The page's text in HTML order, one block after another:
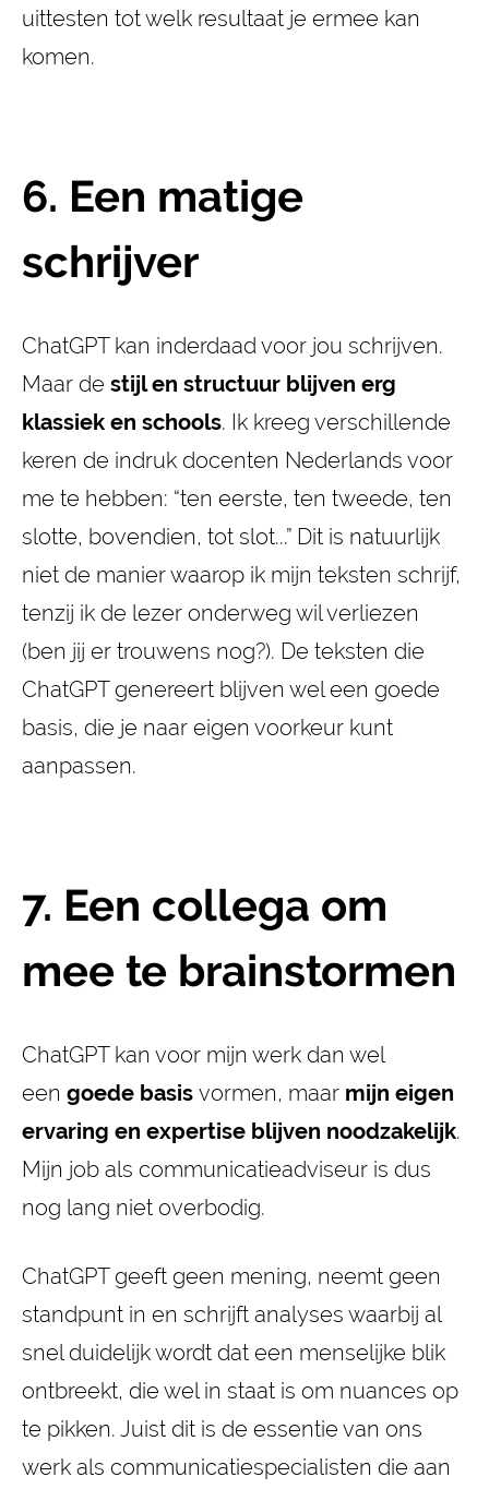
uittesten tot welk resultaat je ermee kan
komen.
6. Een matige
schrijver
ChatGPT kan inderdaad voor jou schrijven.
Maar de stijl en structuur blijven erg
klassiek en schools. Ik kreeg verschillende
keren de indruk docenten Nederlands voor
me te hebben: “ten eerste, ten tweede, ten
slotte, bovendien, tot slot...” Dit is natuurlijk
niet de manier waarop ik mijn teksten schrijf,
tenzij ik de lezer onderweg wil verliezen
(ben jij er trouwens nog?). De teksten die
ChatGPT genereert blijven wel een goede
basis, die je naar eigen voorkeur kunt
aanpassen.
7. Een collega om
mee te brainstormen
ChatGPT kan voor mijn werk dan wel
een goede basis vormen, maar mijn eigen
ervaring en expertise blijven noodzakelijk.
Mijn job als communicatieadviseur is dus
nog lang niet overbodig.
ChatGPT geeft geen mening, neemt geen
standpunt in en schrijft analyses waarbij al
snel duidelijk wordt dat een menselijke blik
ontbreekt, die wel in staat is om nuances op
te pikken. Juist dit is de essentie van ons
werk als communicatiespecialisten die aan